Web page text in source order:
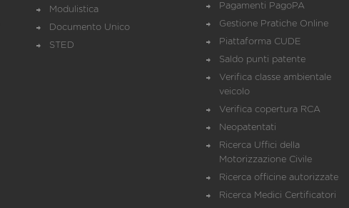
Modulistica
Documento Unico
STED
Pagamenti PagoPA
Gestione Pratiche Online
Piattaforma CUDE
Saldo punti patente
Verifica classe ambientale
veicolo
Verifica copertura RCA
Neopatentati
Ricerca Uffici della
Motorizzazione Civile
Ricerca officine autorizzate
Ricerca Medici Certificatori